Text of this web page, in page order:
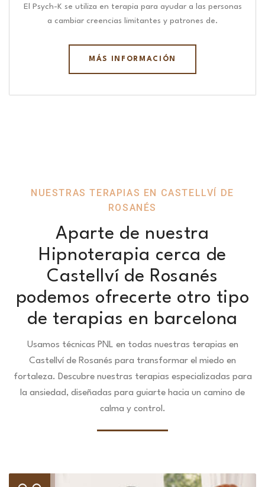
El Psych-K se utiliza en terapia para ayudar a las personas
a cambiar creencias limitantes y patrones de.
MÁS INFORMACIÓN
NUESTRAS TERAPIAS EN CASTELLVÍ DE
ROSANÉS
Aparte de nuestra
Hipnoterapia cerca de
Castellví de Rosanés
podemos ofrecerte otro tipo
de terapias en barcelona
Usamos técnicas PNL en todas nuestras terapias en
Castellví de Rosanés para transformar el miedo en
fortaleza. Descubre nuestras terapias especializadas para
la ansiedad, diseñadas para guiarte hacia un camino de
calma y control.